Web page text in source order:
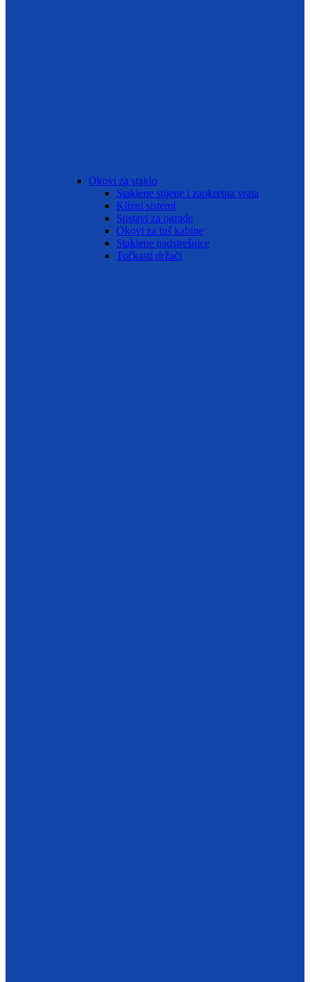
Okovi za staklo
Staklene stijene i zaokretna vrata
Klizni sistemi
Sustavi za ograde
Okovi za tuš kabine
Staklene nadstrešnice
Točkasti držači